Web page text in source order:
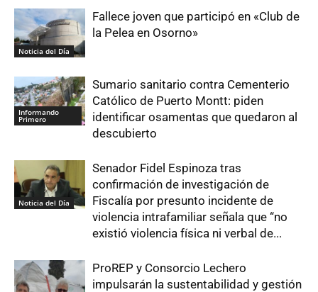
Noticia del Día
Fallece joven que participó en «Club de
la Pelea en Osorno»
Informando
Primero
Sumario sanitario contra Cementerio
Católico de Puerto Montt: piden
identificar osamentas que quedaron al
descubierto
Noticia del Día
Senador Fidel Espinoza tras
confirmación de investigación de
Fiscalía por presunto incidente de
violencia intrafamiliar señala que “no
existió violencia física ni verbal de...
ProREP y Consorcio Lechero
impulsarán la sustentabilidad y gestión